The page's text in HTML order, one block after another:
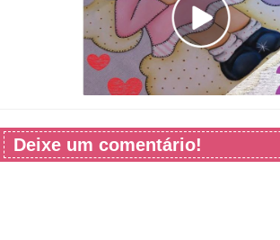
Deixe um comentário!